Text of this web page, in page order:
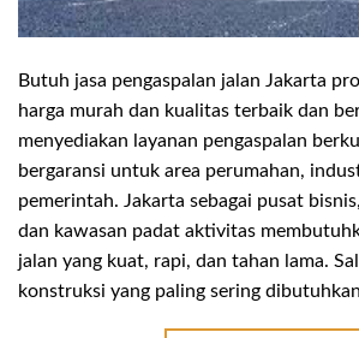
Butuh jasa pengaspalan jalan Jakarta
harga murah dan kualitas terbaik dan
menyediakan layanan pengaspalan
bergaransi untuk area perumahan,
pemerintah. Jakarta sebagai pusat
dan kawasan padat aktivitas
jalan yang kuat, rapi, dan tahan lama.
konstruksi yang paling sering